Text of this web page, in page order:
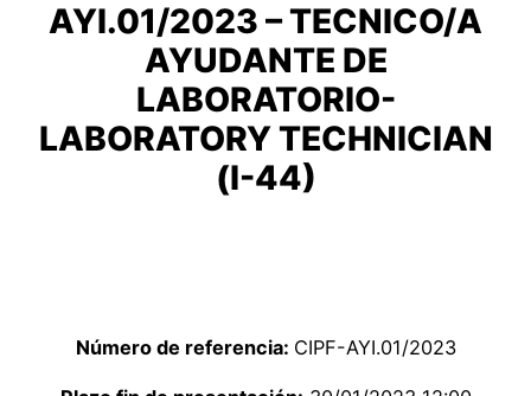
AYI.01/2023 – TECNICO/A
AYUDANTE DE
LABORATORIO-
LABORATORY TECHNICIAN
(I-44)
Número de referencia: CIPF-AYI.01/2023